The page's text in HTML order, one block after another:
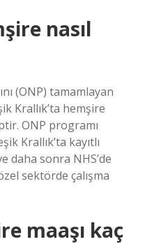
nasıl
(ONP) tamamlayan
Krallık’ta hemşire
ONP programı
Krallık’ta kayıtlı
daha sonra NHS’de
sektörde çalışma
maaşı kaç